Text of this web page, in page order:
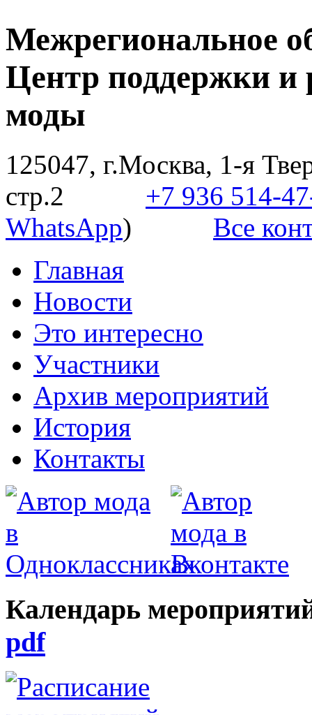
Межрегиональное
Центр поддержки и
моды
125047, г.Москва, 1-я
стр.2 +7 936 514-
WhatsApp) Все
Главная
Новости
Это интересно
Участники
Архив мероприятий
История
Контакты
Календарь
pdf